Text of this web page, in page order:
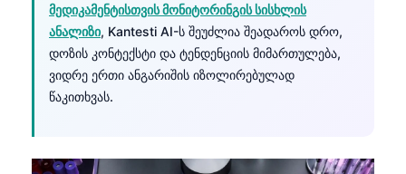
მედიკამენტისთვის მონიტორინგის სისხლის
ანალიზი, Kantesti AI-ს შეუძლია შეადაროს დრო,
დოზის კონტექსტი და ტენდენციის მიმართულება,
ვიდრე ერთი ანგარიშის იზოლირებულად
წაკითხვას.